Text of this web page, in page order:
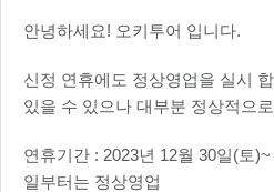
안녕하세요! 오키투어 입니다.
신정 연휴에도 정상영업을 실시
있을 수 있으나 대부분 정상적으
연휴기간 : 2023년 12월 30일(토
일부터는 정상영업